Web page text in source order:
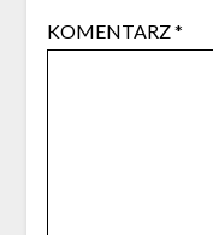
KOMENTARZ*